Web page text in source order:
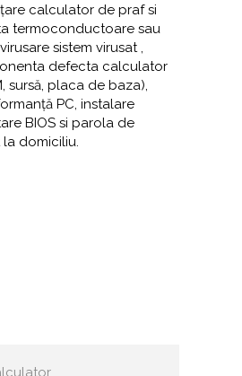
calculator de praf si
termoconductoare sau
sistem virusat ,
defecta calculator
sursă, placa de baza),
PC, instalare
BIOS si parola de
domiciliu.